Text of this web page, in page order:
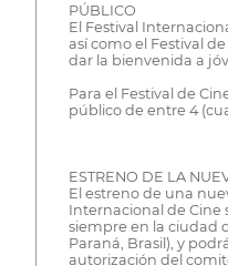
PÚBLICO
El Festival
así como el Festival
dar la bienvenida a
Para el Festival de
público de entre 4
ESTRENO DE LA
El estreno de una
Internacional de Cine
siempre en la ciudad
Paraná, Brasil), y
autorización del